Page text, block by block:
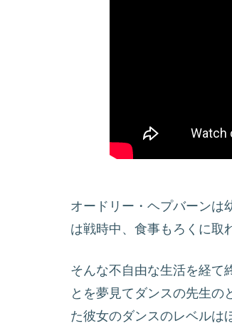
オードリー・ヘプバーンは
は戦時中、食事もろくに取
そんな不自由な生活を経て
とを夢見てダンスの先生の
た彼女のダンスのレベルは